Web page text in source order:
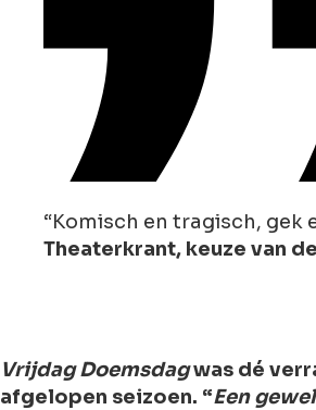
“Komisch en tragisch, gek
Theaterkrant, keuze van
Vrijdag Doemsdagwas dé
afgelopen seizoen. “Een